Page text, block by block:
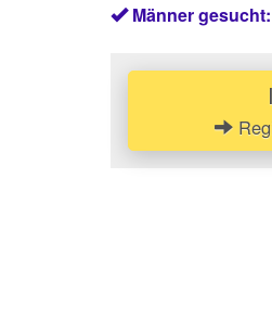
Männer gesucht: